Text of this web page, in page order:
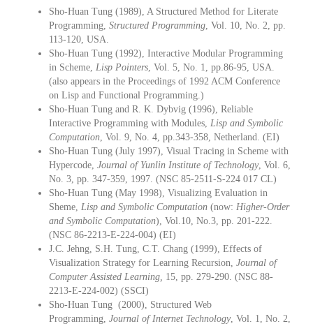
Sho-Huan Tung (1989), A Structured Method for Literate
Programming, Structured Programming , Vol. 10, No. 2, pp.
113-120, USA.
Sho-Huan Tung (1992), Interactive Modular Programming
in Scheme, Lisp Pointers , Vol. 5, No. 1, pp.86-95, USA.
(also appears in the Proceedings of 1992 ACM Conference
on Lisp and Functional Programming.)
Sho-Huan Tung and R. K. Dybvig (1996), Reliable
Interactive Programming with Modules, Lisp and Symbolic
Computation , Vol. 9, No. 4, pp.343-358, Netherland. (EI)
Sho-Huan Tung (July 1997), Visual Tracing in Scheme with
Hypercode, Journal of Yunlin Institute of Technology , Vol. 6,
No. 3, pp. 347-359, 1997. (NSC 85-2511-S-224 017 CL)
Sho-Huan Tung (May 1998), Visualizing Evaluation in
Sheme, Lisp and Symbolic Computation (now: Higher-Order
and Symbolic Computation), Vol.10, No.3, pp. 201-222.
(NSC 86-2213-E-224-004) (EI)
J.C. Jehng, S.H. Tung, C.T. Chang (1999), Effects of
Visualization Strategy for Learning Recursion, Journal of
Computer Assisted Learning, 15, pp. 279-290. (NSC 88-
2213-E-224-002) (SSCI)
Sho-Huan Tung (2000), Structured Web
Programming, Journal of Internet Technology , Vol. 1, No. 2,